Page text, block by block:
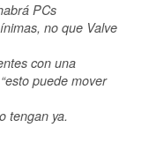
PCs
no que Valve
con una
puede mover
tengan ya.